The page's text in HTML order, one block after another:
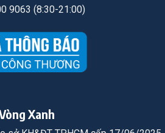
9063 (8:30-21:00)
Xanh